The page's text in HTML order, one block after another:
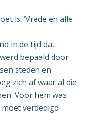
is: ‘Vrede en alle
in de tijd dat
bepaald door
steden en
zich af waar al die
Voor hem was
verdedigd